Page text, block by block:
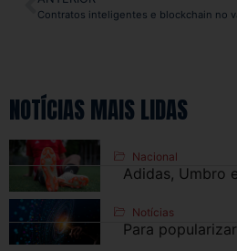
NOTÍCIAS MAIS LIDAS
Nacional
Adidas, Umbro
Notícias
Para